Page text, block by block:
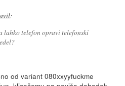
:
lahko telefon opravi telefonski
od variant 080xxyyfuckme